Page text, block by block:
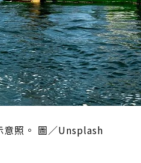
意照。 圖／Unsplash